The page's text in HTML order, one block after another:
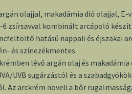
olajjal, makadámia dió olajjal,
zsírsavval kombinált arcápoló
hatású nappali és éjszakai
és színezékmentes.
lévő argán olaj és makadámia
UVB sugárzástól és a
Az arckrém növeli a bőr